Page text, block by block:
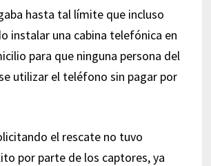
hasta tal límite que incluso
instalar una cabina telefónica en
para que ninguna persona del
utilizar el teléfono sin pagar por
el rescate no tuvo
por parte de los captores, ya